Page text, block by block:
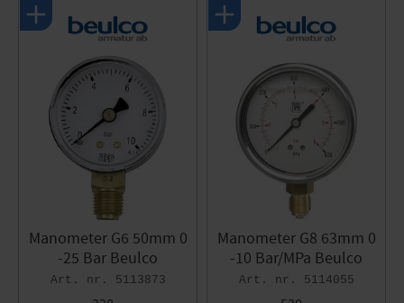
Manometer G6 50mm 0
-25 Bar Beulco
5113873
Manometer G8 63mm 0
-10 Bar/MPa Beulco
5114055